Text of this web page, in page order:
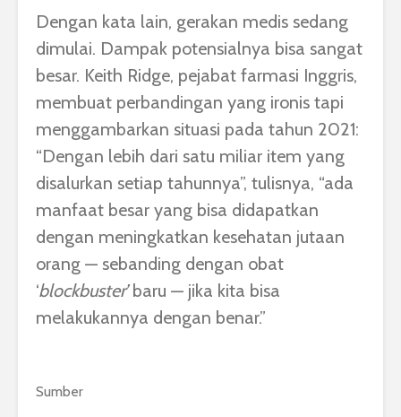
Dengan kata lain, gerakan medis sedang
dimulai. Dampak potensialnya bisa sangat
besar. Keith Ridge, pejabat farmasi Inggris,
membuat perbandingan yang ironis tapi
menggambarkan situasi pada tahun 2021:
“Dengan lebih dari satu miliar item yang
disalurkan setiap tahunnya”, tulisnya, “ada
manfaat besar yang bisa didapatkan
dengan meningkatkan kesehatan jutaan
orang — sebanding dengan obat
‘blockbuster’baru — jika kita bisa
melakukannya dengan benar.”
Sumber